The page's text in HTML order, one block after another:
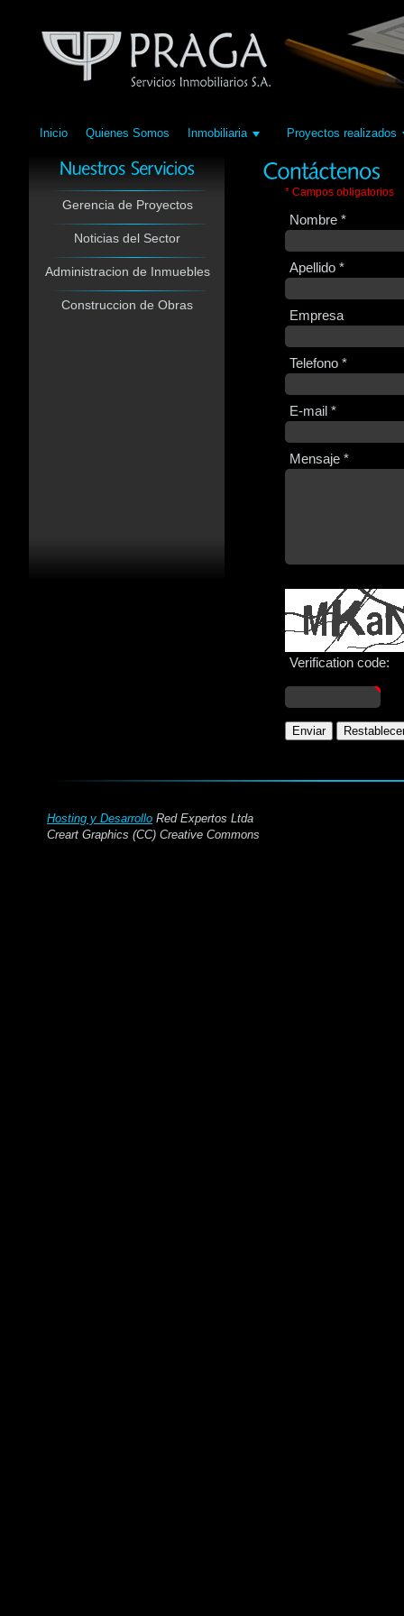
Inicio Quienes Somos Inmobiliaria Proyectos realizados
Gerencia de Proyectos
Noticias del Sector
Administracion de Inmuebles
Construccion de Obras
* Campos obligatorios
Nombre *
Apellido *
Empresa
Telefono *
E-mail *
Mensaje *
Verification code:
Enviar
Hosting y Desarrollo Red Expertos Ltda
Creart Graphics (CC) Creative Commons